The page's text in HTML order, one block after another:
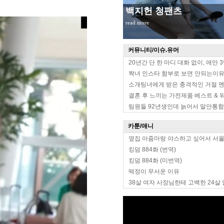
무대위 장원영 옆태
read more
커뮤니티/이슈.유머
20년간 단 한 마디 대화 없이, 애만
짝녀 인스타 함부로 보면 안되는이유
소개팅녀에게 받은 충격적인 거절
결혼 후 느끼는 가전제품 베스트 &
팀원들 92년생인데 늙어서 말안통
카툰/애니
옆집 아줌마랑 야스하고 싶어서 서
킹덤 884화 (번역)
킹덤 884화 (미번역)
떡정이 무서운 이유
38살 여자 사장님한테 고백한 24살